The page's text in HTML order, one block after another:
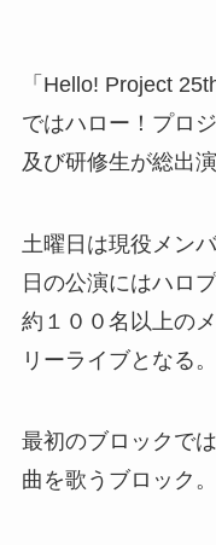
「Hello! Project
ではハロー！プロ
及び研修生が総出演
土曜日は現役メン
日の公演にはハロ
約１００名以上の
リーライブとなる。
最初のブロックで
曲を歌うブロック。